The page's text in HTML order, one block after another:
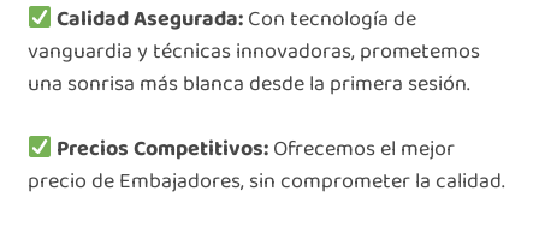
Calidad Asegurada:Con tecnología de
vanguardia y técnicas innovadoras, prometemos
una sonrisa más blanca desde la primera sesión.
Precios Competitivos:Ofrecemos el mejor
precio de Embajadores, sin comprometer la calidad.